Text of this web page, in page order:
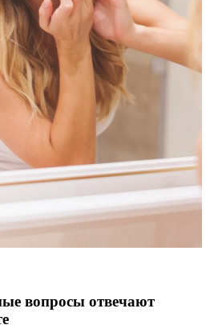
вопросы отвечают